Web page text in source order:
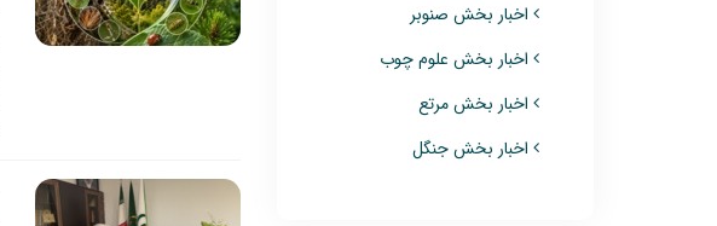
اخبار بخش صنوبر
اخبار بخش علوم چوب
اخبار بخش مرتع
اخبار بخش جنگل